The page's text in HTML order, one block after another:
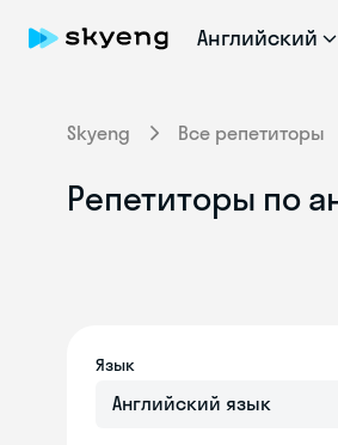
Английский
Skyeng Все репетиторы
Репетиторы по
Язык
Английский язык